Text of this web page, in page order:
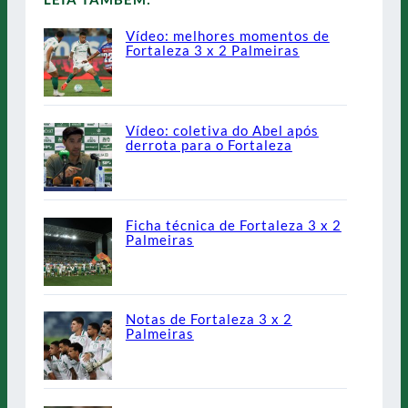
Vídeo: melhores momentos de
Fortaleza 3 x 2 Palmeiras
Vídeo: coletiva do Abel após
derrota para o Fortaleza
Ficha técnica de Fortaleza 3 x 2
Palmeiras
Notas de Fortaleza 3 x 2
Palmeiras